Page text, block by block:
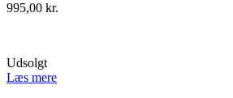
995,00 kr.
Udsolgt
Læs mere